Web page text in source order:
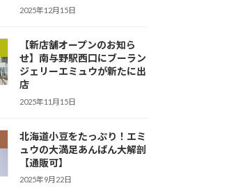
2025年12月15日
【新店舗オープンのお知ら
せ】南与野駅西口にブーラン
ジェリーエミュウが新たに出
店
2025年11月15日
北海道小豆をたっぷり！エミ
ュウの大満足あんぱん大解剖
【通販可】
2025年9月22日